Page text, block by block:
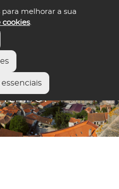
para melhorar a sua
cookies.